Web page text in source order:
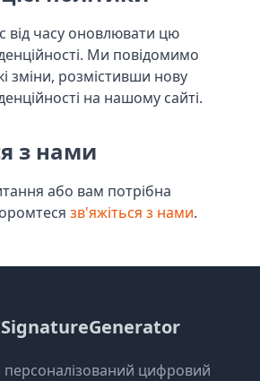
часу оновлювати цю
Ми повідомимо
зміни, розмістивши нову
на нашому сайті.
з нами
або вам потрібна
зв'яжіться з нами.
персоналізований цифровий